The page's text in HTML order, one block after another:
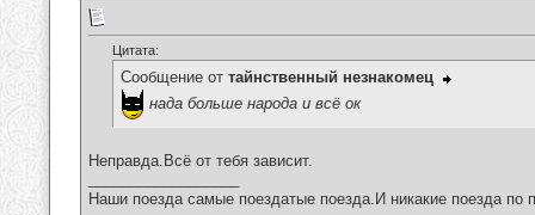
Цитата:
Сообщение от тайнственный незнакомец
нада больше народа и всё ок
Неправда.Всё от тебя зависит.
Наши поезда самые поездатые поезда.И никакие поезда по